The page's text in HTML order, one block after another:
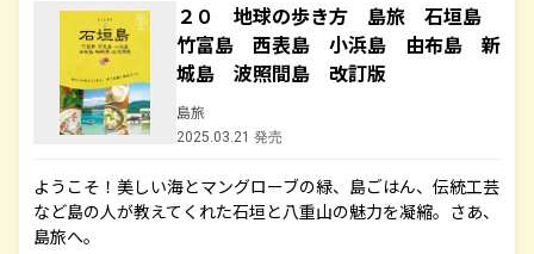
２０ 地球の歩き方 島旅 石垣島
竹富島 西表島 小浜島 由布島 新
城島 波照間島 改訂版
島旅
2025.03.21 発売
ようこそ！美しい海とマングローブの緑、島ごはん、伝統工芸
など島の人が教えてくれた石垣と八重山の魅力を凝縮。さあ、
島旅へ。